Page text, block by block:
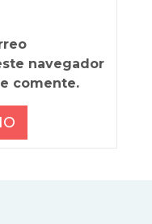
navegador
comente.